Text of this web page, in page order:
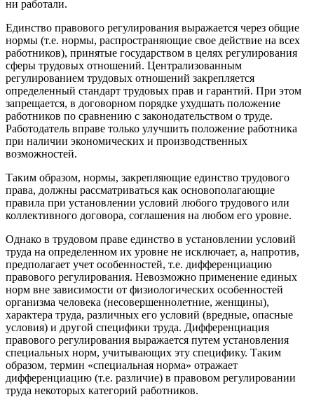
ни работали.
Единство правового регулирования выражается через общие
нормы (т.е. нормы, распространяющие свое действие на всех
работников), принятые государством в целях регулирования
сферы трудовых отношений. Централизованным
регулированием трудовых отношений закрепляется
определенный стандарт трудовых прав и гарантий. При этом
запрещается, в договорном порядке ухудшать положение
работников по сравнению с законодательством о труде.
Работодатель вправе только улучшить положение работника
при наличии экономических и производственных
возможностей.
Таким образом, нормы, закрепляющие единство трудового
права, должны рассматриваться как основополагающие
правила при установлении условий любого трудового или
коллективного договора, соглашения на любом его уровне.
Однако в трудовом праве единство в установлении условий
труда на определенном их уровне не исключает, а, напротив,
предполагает учет особенностей, т.е. дифференциацию
правового регулирования. Невозможно применение единых
норм вне зависимости от физиологических особенностей
организма человека (несовершеннолетние, женщины),
характера труда, различных его условий (вредные, опасные
условия) и другой специфики труда. Дифференциация
правового регулирования выражается путем установления
специальных норм, учитывающих эту специфику. Таким
образом, термин «специальная норма» отражает
дифференциацию (т.е. различие) в правовом регулировании
труда некоторых категорий работников.